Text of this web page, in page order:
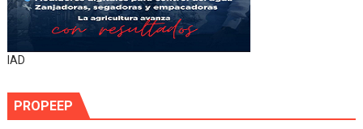
IAD
PROPEEP